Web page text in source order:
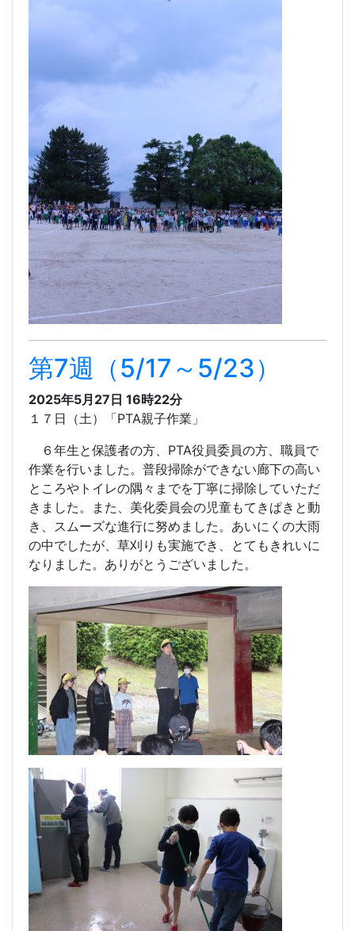
第7週（5/17～5/23）
2025年5月27日 16時22分
１７日（土）「PTA親子作業」
６年生と保護者の方、 PTA役員委員の方、職員で
作業を行いました。普段掃除ができない廊下の高い
ところやトイレの隅々までを丁寧に掃除していただ
きました。また、美化委員会の児童もてきぱきと動
き、スムーズな進行に努めました。あいにくの大雨
の中でしたが、草刈りも実施でき、とてもきれいに
なりました。ありがとうございました。